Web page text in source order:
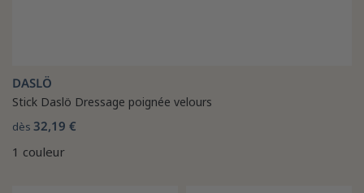
DASLÖ
Stick Daslö Dressage poignée velours
dès 32,19 €
1 couleur